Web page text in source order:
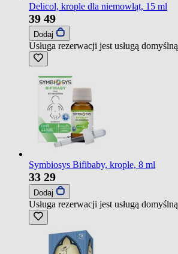
Delicol, krople dla niemowląt, 15 ml
39 49
Dodaj
Usługa rezerwacji jest usługą domyślną
Symbiosys Bifibaby, krople, 8 ml
33 29
Dodaj
Usługa rezerwacji jest usługą domyślną